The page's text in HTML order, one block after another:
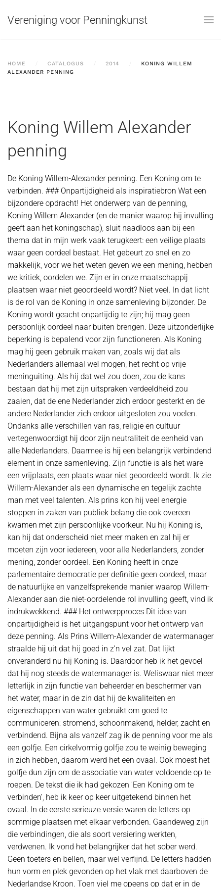
Skip to main content
Vereniging voor Penningkunst
HOME CATALOGUS 2014
KONING WILLEM
ALEXANDER PENNING
Koning Willem Alexander
penning
De Koning Willem-Alexander penning. Een Koning om te
verbinden. ### Onpartijdigheid als inspiratiebron Wat een
bijzondere opdracht! Het onderwerp van de penning,
Koning Willem Alexander (en de manier waarop hij invulling
geeft aan het koningschap), sluit naadloos aan bij een
thema dat in mijn werk vaak terugkeert: een veilige plaats
waar geen oordeel bestaat. Het gebeurt zo snel en zo
makkelijk, voor we het weten geven we een mening, hebben
we kritiek, oordelen we. Zijn er in onze maatschappij
plaatsen waar niet geoordeeld wordt? Niet veel. In dat licht
is de rol van de Koning in onze samenleving bijzonder. De
Koning wordt geacht onpartijdig te zijn; hij mag geen
persoonlijk oordeel naar buiten brengen. Deze uitzonderlijke
beperking is bepalend voor zijn functioneren. Als Koning
mag hij geen gebruik maken van, zoals wij dat als
Nederlanders allemaal wel mogen, het recht op vrije
meninguiting. Als hij dat wel zou doen, zou de kans
bestaan dat hij met zijn uitspraken verdeeldheid zou
zaaien, dat de ene Nederlander zich erdoor gesterkt en de
andere Nederlander zich erdoor uitgesloten zou voelen.
Ondanks alle verschillen van ras, religie en cultuur
vertegenwoordigt hij door zijn neutraliteit de eenheid van
alle Nederlanders. Daarmee is hij een belangrijk verbindend
element in onze samenleving. Zijn functie is als het ware
een vrijplaats, een plaats waar niet geoordeeld wordt. Ik zie
Willem-Alexander als een dynamische en tegelijk zachte
man met veel talenten. Als prins kon hij veel energie
stoppen in zaken van publiek belang die ook overeen
kwamen met zijn persoonlijke voorkeur. Nu hij Koning is,
kan hij dat onderscheid niet meer maken en zal hij er
moeten zijn voor iedereen, voor alle Nederlanders, zonder
mening, zonder oordeel. Een Koning heeft in onze
parlementaire democratie per definitie geen oordeel, maar
de natuurlijke en vanzelfsprekende manier waarop Willem-
Alexander aan die niet-oordelende rol invulling geeft, vind ik
indrukwekkend. ### Het ontwerpproces Dit idee van
onpartijdigheid is het uitgangspunt voor het ontwerp van
deze penning. Als Prins Willem-Alexander de watermanager
straalde hij uit dat hij goed in z'n vel zat. Dat lijkt
onveranderd nu hij Koning is. Daardoor heb ik het gevoel
dat hij nog steeds de watermanager is. Weliswaar niet meer
letterlijk in zijn functie van beheerder en beschermer van
het water, maar in de zin dat hij de kwaliteiten en
eigenschappen van water gebruikt om goed te
communiceren: stromend, schoonmakend, helder, zacht en
verbindend. Bijna als vanzelf zag ik de penning voor me als
een golfje. Een cirkelvormig golfje zou te weinig beweging
in zich hebben, daarom werd het een ovaal. Ook moest het
golfje dun zijn om de associatie van water voldoende op te
roepen. De tekst die ik had gekozen 'Een Koning om te
verbinden', heb ik keer op keer uitgetekend binnen het
ovaal. In de eerste serieuze versie waren de letters op
sommige plaatsen met elkaar verbonden. Gaandeweg zijn
die verbindingen, die als soort versiering werkten,
verdwenen. Ik vond het belangrijker dat het sober werd.
Geen toeters en bellen, maar wel verfijnd. De letters hadden
hun vorm en plek gevonden op het vlak met daarboven de
Nederlandse Kroon. Toen viel me opeens op dat er in de